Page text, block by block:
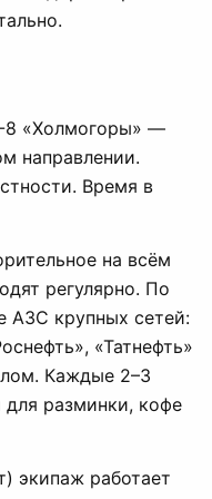
8 «Холмогоры» —
направлении.
Время в
на всём
регулярно. По
АЗС крупных сетей:
«Татнефть»
Каждые 2–3
для разминки, кофе
экипаж работает